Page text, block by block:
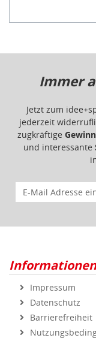
Immer
Jetzt zum
jederzeit
zugkräftige
und interessante
E-Mail für
Informationen
Impressum
Datenschutz
Barrierefreiheit